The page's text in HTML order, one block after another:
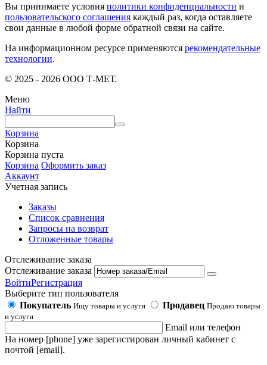
Вы принимаете условия политики конфиденциальности и
пользовательского соглашения каждый раз, когда оставляете
свои данные в любой форме обратной связи на сайте.
На информационном ресурсе применяются рекомендательные
технологии.
© 2025 - 2026 ООО Т-МЕТ.
Меню
Найти
Корзина
Корзина
Корзина пуста
Корзина Оформить заказ
Аккаунт
Учетная запись
Заказы
Список сравнения
Запросы на возврат
Отложенные товары
Отслеживание заказа
Отслеживание заказа
ВойтиРегистрация
Выберите тип пользователя
Покупатель Ищу товары и услуги Продавец Продаю товары
и услуги
Email или телефон
На номер [phone] уже зарегистирован личный кабинет с
почтой [email].